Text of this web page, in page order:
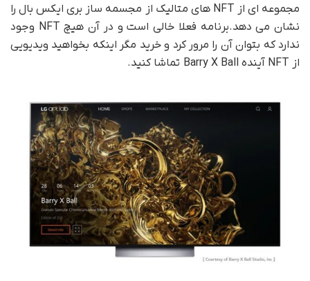
مجموعه ای از NFT های متالیک از مجسمه ساز بری ایکس بال را
نشان می دهد.برنامه فعلا خالی است و در آن هیچ NFT وجود
ندارد که بتوان آن را مرور کرد و خرید مگر اینکه بخواهید ویدیویی
از NFT آینده Barry X Ball تماشا کنید.